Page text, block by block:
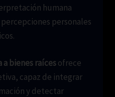
humana
personales
a bienes raícesofrece
capaz de integrar
y detectar